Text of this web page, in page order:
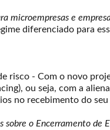
microempresas e
diferenciado para
risco - Com o novo
ou seja, com a
no recebimento do
sobre o Encerramento de